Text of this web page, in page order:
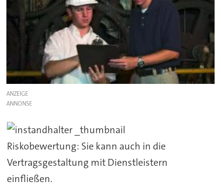
ANZEIGE
Riskobewertung: Sie kann auch in die
Vertragsgestaltung mit Dienstleistern
einfließen.